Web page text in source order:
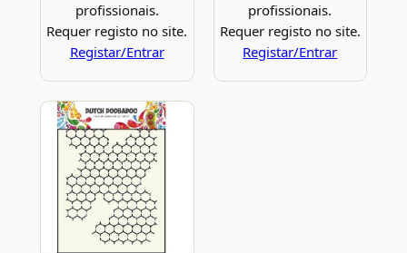
profissionais.
Requer registo no site.
Registar/Entrar
profissionais.
Requer registo no site.
Registar/Entrar